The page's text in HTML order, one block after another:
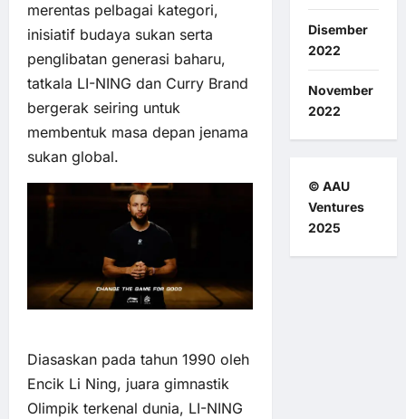
merentas pelbagai kategori,
inisiatif budaya sukan serta
penglibatan generasi baharu,
tatkala LI-NING dan Curry Brand
bergerak seiring untuk
membentuk masa depan jenama
sukan global.
Diasaskan pada tahun 1990 oleh
Encik Li Ning, juara gimnastik
Olimpik terkenal dunia, LI-NING
Disember
2022
November
2022
© AAU
Ventures
2025